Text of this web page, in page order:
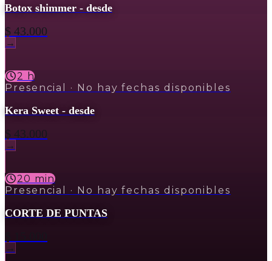
Botox shimmer - desde
$ 43.000
→
2 h
Presencial
· No hay fechas disponibles
Kera Sweet - desde
$ 43.000
→
20 min
Presencial
· No hay fechas disponibles
CORTE DE PUNTAS
→